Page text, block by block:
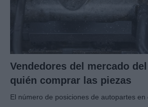
Vendedores del mercado
quién comprar las piezas
El número de posiciones de autopartes en